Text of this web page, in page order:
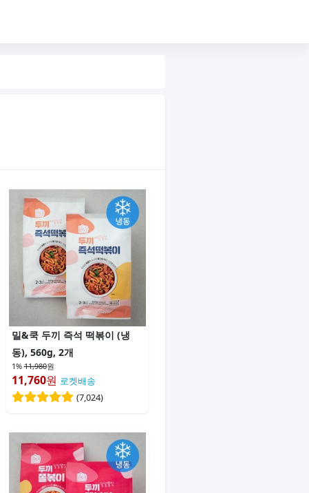
밀&쿡 두끼 즉석 떡볶이 (냉
동), 560g, 2개
1% 11,980원
11,760원 로켓배송
(7,024)